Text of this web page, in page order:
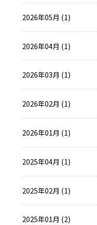
2026年05月 (1)
2026年04月 (1)
2026年03月 (1)
2026年02月 (1)
2026年01月 (1)
2025年04月 (1)
2025年02月 (1)
2025年01月 (2)